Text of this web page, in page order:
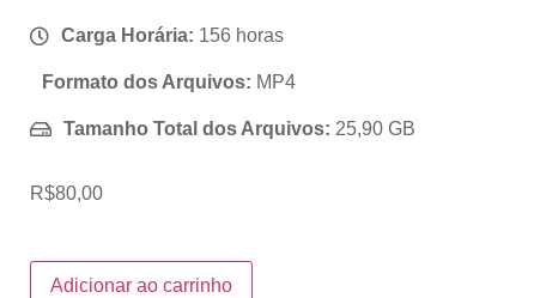
Carga Horária: 156 horas
Formato dos Arquivos: MP4
Tamanho Total dos Arquivos: 25,90 GB
R$80,00
Adicionar ao carrinho